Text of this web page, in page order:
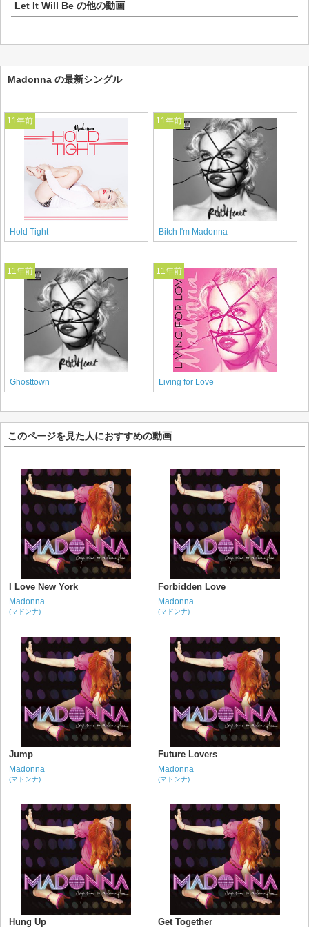
Let It Will Be の他の動画
Madonna の最新シングル
11年前
Hold Tight
11年前
Bitch I'm Madonna
11年前
Ghosttown
11年前
Living for Love
このページを見た人におすすめの動画
I Love New York
Madonna
(マドンナ)
Forbidden Love
Madonna
(マドンナ)
Jump
Madonna
(マドンナ)
Future Lovers
Madonna
(マドンナ)
Hung Up Get Together